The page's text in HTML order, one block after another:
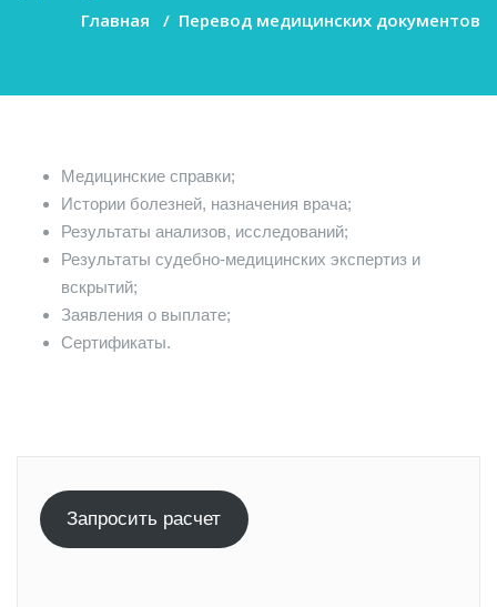
Главная / Перевод медицинских документов
Медицинские справки;
Истории болезней, назначения врача;
Результаты анализов, исследований;
Результаты судебно-медицинских экспертиз и
вскрытий;
Заявления о выплате;
Сертификаты.
Запросить расчет